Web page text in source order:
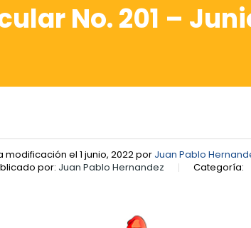
No. 201 –
modificación el 1 junio, 2022 por Juan Pablo
por: Juan Pablo Hernandez Categoría: